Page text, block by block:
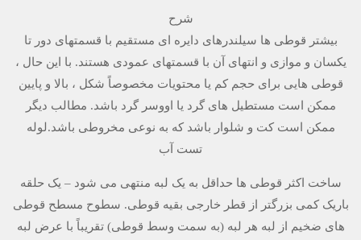
شرح
بیشتر قوطی ها سیلندرهای دایره ای مستقیم با قسمتهای دور تا
یکسان و موازی و انتهای آن با قسمتهای عمودی هستند. با این حال ،
قوطی هایی برای حجم کم یا محتویات مخصوصاً شکل ، بالا و پایین
ممکن است مستطیل های گرد یا اووسر گرد باشد. مطالب دیگر
ممکن است کت و شلوار باشد که به نوعی مخروطی باشد.لوله
تست آب
ساخت اکثر قوطی ها حداقل به یک لبه منتهی می شود – یک حلقه
باریک کمی بزرگتر از قطر خارجی بقیه قوطی. سطوح مسطح قوطی
های ضخیم از لبه هر لبه (به سمت وسط قوطی) تقریباً با عرض لبه